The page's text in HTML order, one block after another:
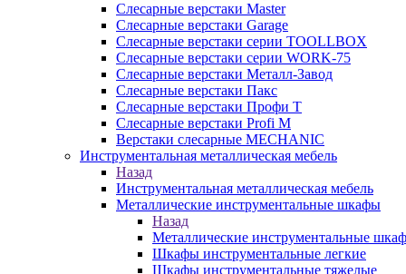
Слесарные верстаки Master
Слесарные верстаки Garage
Слесарные верстаки серии TOOLLBOX
Слесарные верстаки серии WORK-75
Слесарные верстаки Металл-Завод
Слесарные верстаки Пакс
Слесарные верстаки Профи Т
Слесарные верстаки Profi M
Верстаки слесарные MECHANIC
Инструментальная металлическая мебель
Назад
Инструментальная металлическая мебель
Металлические инструментальные шкафы
Назад
Металлические инструментальные
Шкафы инструментальные легкие
Шкафы инструментальные тяжелые